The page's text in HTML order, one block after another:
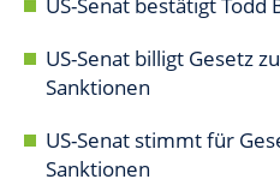
US-Senat bestätigt Todd
US-Senat billigt Gesetz
Sanktionen
US-Senat stimmt für
Sanktionen